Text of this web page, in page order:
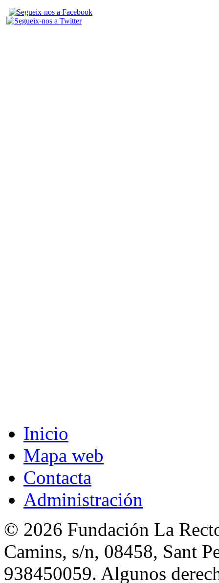
Inicio
Mapa web
Contacta
Administración
© 2026 Fundación La
Camins, s/n, 08458, Sant
938450059. Algunos